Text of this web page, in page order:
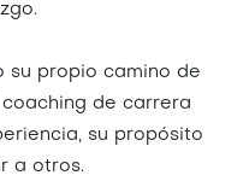
su propio camino de
de carrera
su propósito
a otros.